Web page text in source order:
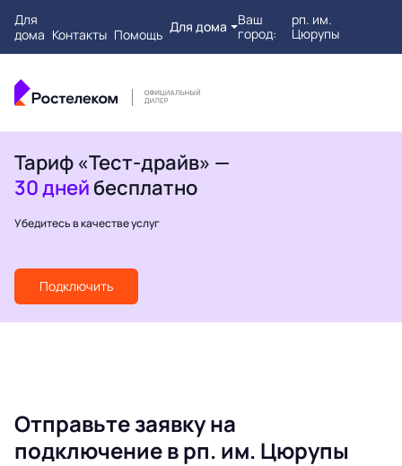
Для
дома Контакты Помощь Для дома
Ваш
город:
рп. им.
Цюрупы
Тариф «Тест-драйв» —
30 дней бесплатно
Убедитесь в качестве услуг
Подключить
Отправьте заявку на
подключение в рп. им. Цюрупы